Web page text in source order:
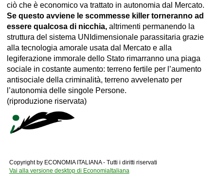
ciò che è economico va trattato in autonomia dal Mercato.
Se questo avviene le scommesse killer torneranno ad
essere qualcosa di nicchia, altrimenti permanendo la
struttura del sistema UNIdimensionale parassitaria grazie
alla tecnologia amorale usata dal Mercato e alla
legiferazione immorale dello Stato rimarranno una piaga
sociale in costante aumento: terreno fertile per l’aumento
antisociale della criminalità, terreno avvelenato per
l’autonomia delle singole Persone.
(riproduzione riservata)
Copyright by ECONOMIA ITALIANA - Tutti i diritti riservati
Vai alla versione desktop di EconomiaItaliana